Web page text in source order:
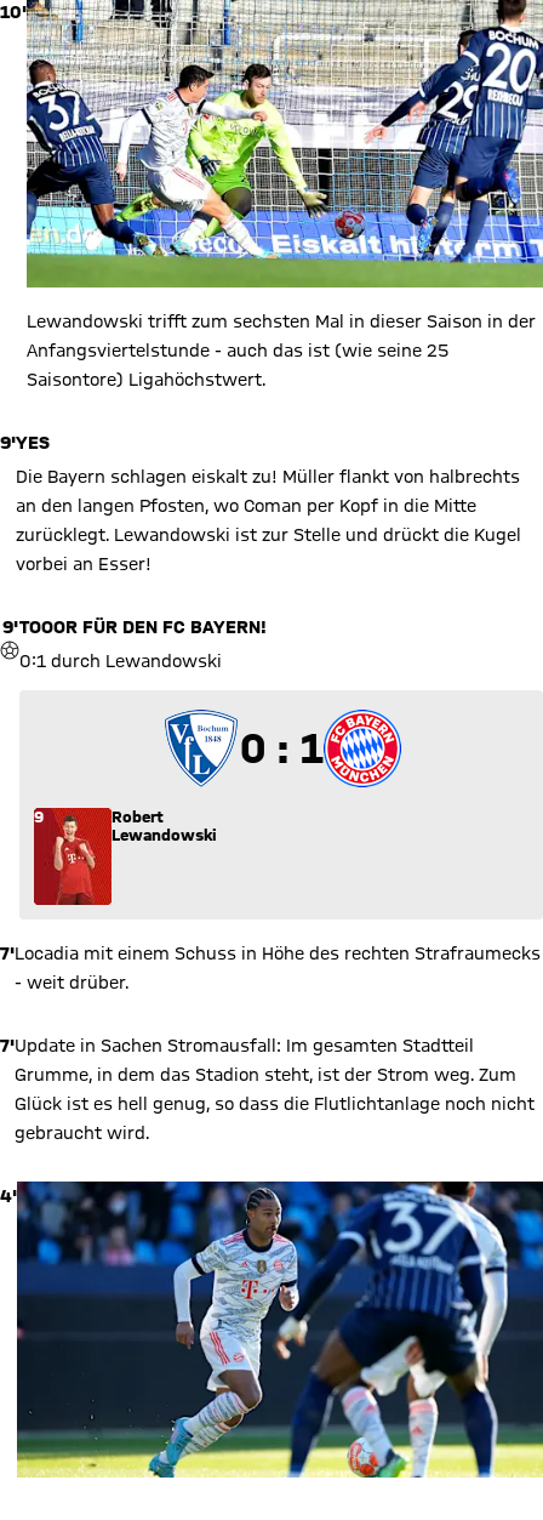
10'
Lewandowski trifft zum sechsten Mal in dieser Saison in der
Anfangsviertelstunde - auch das ist (wie seine 25
Saisontore) Ligahöchstwert.
9'YES
Die Bayern schlagen eiskalt zu! Müller flankt von halbrechts
an den langen Pfosten, wo Coman per Kopf in die Mitte
zurücklegt. Lewandowski ist zur Stelle und drückt die Kugel
vorbei an Esser!
9'
TOR
TOOOR FÜR DEN FC BAYERN!
0:1 durch Lewandowski
0 zu 1
0 : 1
9
Robert
Lewandowski
7'Locadia mit einem Schuss in Höhe des rechten Strafraumecks
- weit drüber.
7'Update in Sachen Stromausfall: Im gesamten Stadtteil
Grumme, in dem das Stadion steht, ist der Strom weg. Zum
Glück ist es hell genug, so dass die Flutlichtanlage noch nicht
gebraucht wird.
4'